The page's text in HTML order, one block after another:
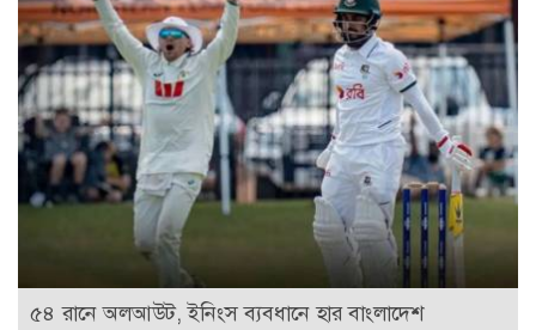
৫৪ রানে অলআউট, ইনিংস ব্যবধানে হার বাংলাদেশ